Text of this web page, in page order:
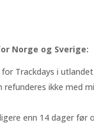
Norge og Sverige:
Trackdays i
ikke med
enn 14 dager